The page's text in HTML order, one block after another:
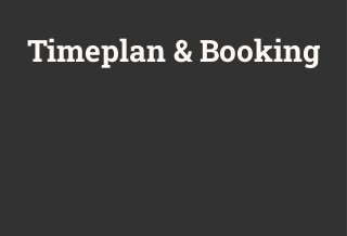
Timeplan & Booking